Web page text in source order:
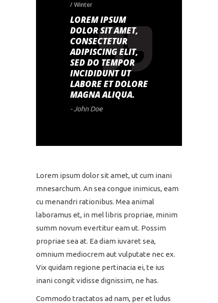
Winter
LOREM IPSUM
DOLOR SIT AMET,
CONSECTETUR
ADIPISCING ELIT,
SED DO TEMPOR
INCIDIDUNT UT
LABORE ET DOLORE
MAGNA ALIQUA.
- John Doe
Lorem ipsum dolor sit amet, ut cum inani
mnesarchum. An sea congue inimicus, eam
cu menandri rationibus. Mea animal
laboramus et, in mel libris propriae, minim
summ novum evertitur eam ut. Possim
propriae sea at. Ea diam iuvaret sea,
omnium mediocrem aut vulputate nec ex.
Vix quidam regione pertinacia ei, te ius
inani congit vidisse dignissim, ne has.
Commodo tractatos ad nam, per et ludus